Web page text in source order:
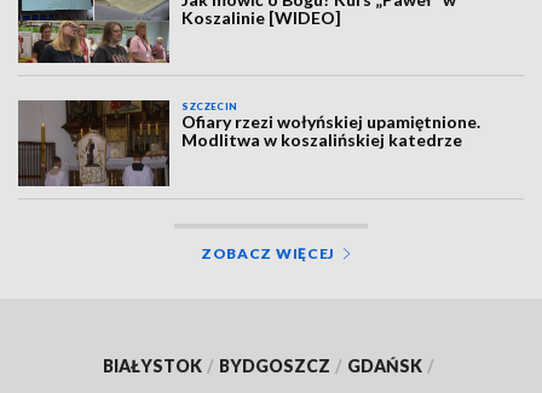
Koszalinie [WIDEO]
SZCZECIN
Ofiary rzezi wołyńskiej upamiętnione.
Modlitwa w koszalińskiej katedrze
ZOBACZ WIĘCEJ
BIAŁYSTOK / BYDGOSZCZ / GDAŃSK /